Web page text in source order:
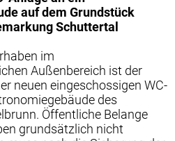
auf dem Grundstück
Schuttertal
im
Außenbereich ist der
neuen eingeschossigen WC-
des
Öffentliche Belange
grundsätzlich nicht